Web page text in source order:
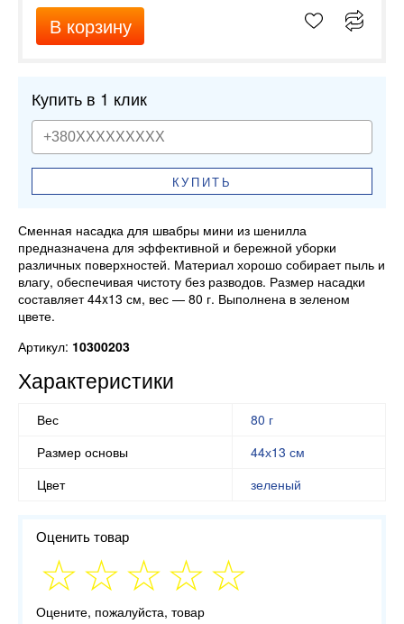
В корзину
Купить в 1 клик
КУПИТЬ
Сменная насадка для швабры мини из шенилла
предназначена для эффективной и бережной уборки
различных поверхностей. Материал хорошо собирает пыль и
влагу, обеспечивая чистоту без разводов. Размер насадки
составляет 44x13 см, вес — 80 г. Выполнена в зеленом
цвете.
Артикул: 10300203
Характеристики
Вес
80 г
Размер основы
44х13 см
Цвет
зеленый
Оценить товар
Оцените, пожалуйста, товар